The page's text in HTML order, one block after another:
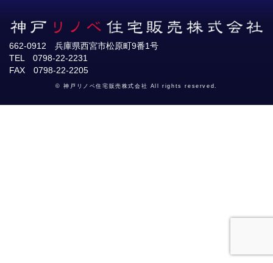
662-0912 兵庫県西宮市松原町9番1号
TEL 0798-22-2231
FAX 0798-22-2205
© 神戸リノベ住宅販売株式会社 All rights reserved.